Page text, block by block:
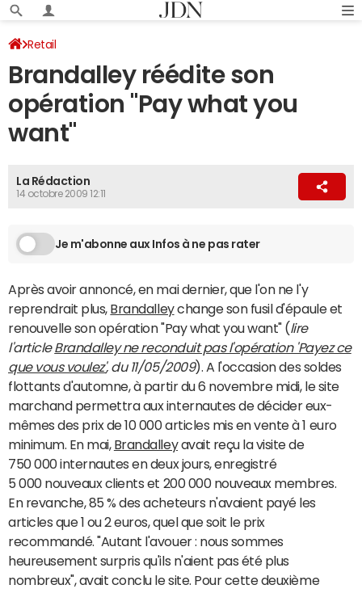
Retail
Brandalley réédite son
opération "Pay what you
want"
La Rédaction
14 octobre 2009 12:11
Je m'abonne aux Infos à ne pas rater
Après avoir annoncé, en mai dernier, que l'on ne l'y
reprendrait plus, Brandalleychange son fusil d'épaule et
renouvelle son opération "Pay what you want" (lire
l'articleBrandalley ne reconduit pas l'opération 'Payez ce
que vous voulez', du 11/05/2009). A l'occasion des soldes
flottants d'automne, à partir du 6 novembre midi, le site
marchand permettra aux internautes de décider eux-
mêmes des prix de 10 000 articles mis en vente à 1 euro
minimum. En mai, Brandalleyavait reçu la visite de
750 000 internautes en deux jours, enregistré
5 000 nouveaux clients et 200 000 nouveaux membres.
En revanche, 85 % des acheteurs n'avaient payé les
articles que 1 ou 2 euros, quel que soit le prix
recommandé. "Autant l'avouer : nous sommes
heureusement surpris qu'ils n'aient pas été plus
nombreux", avait conclu le site. Pour cette deuxième